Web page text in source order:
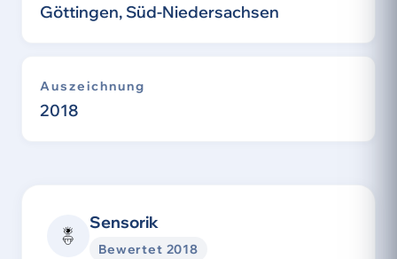
Göttingen, Süd-Niedersachsen
Auszeichnung
2018
Sensorik
Bewertet 2018